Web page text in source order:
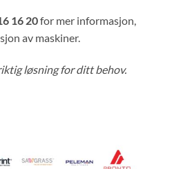
16 20for mer informasjon,
av maskiner.
løsning for ditt behov.